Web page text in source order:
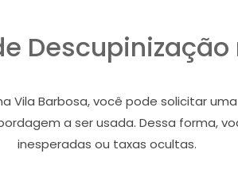
Descupinização
Vila Barbosa, você pode solicitar
a ser usada. Dessa forma,
inesperadas ou taxas ocultas.